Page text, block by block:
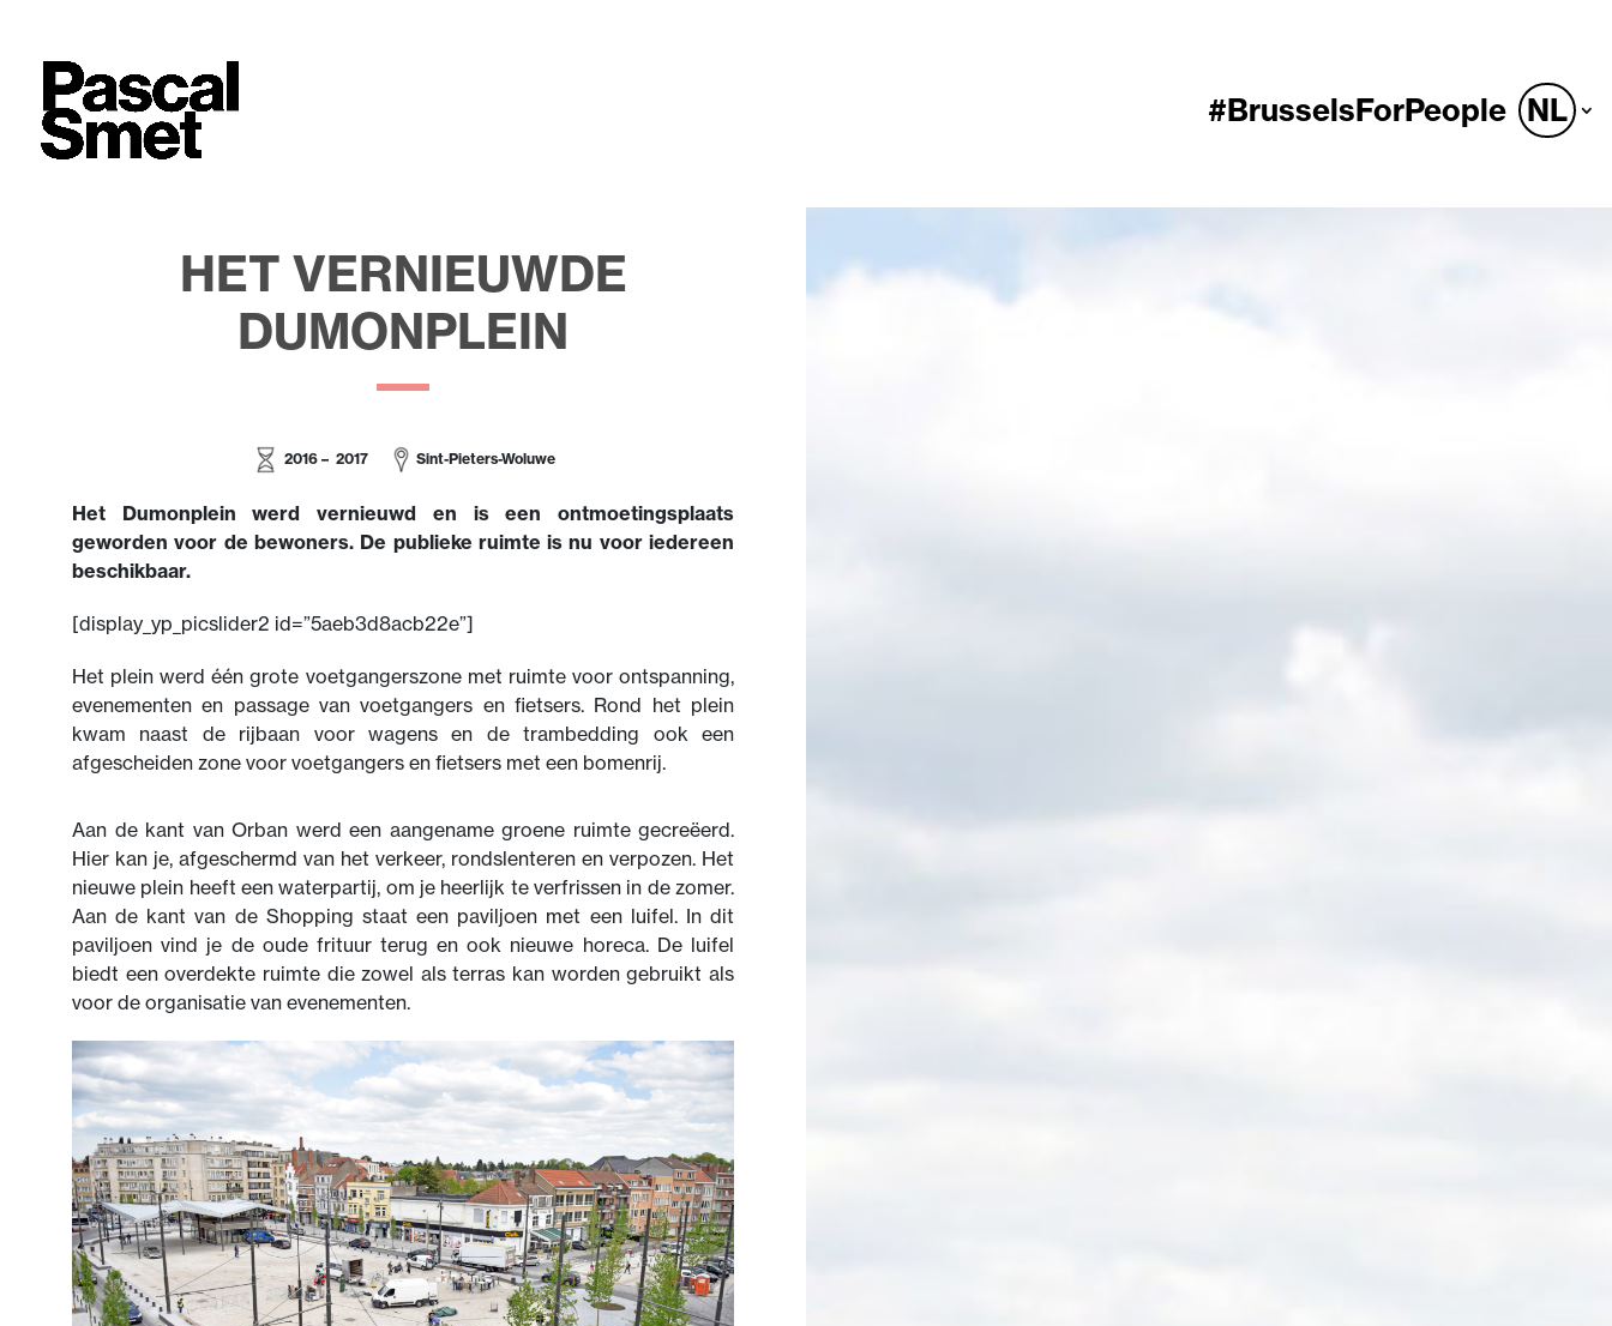
#BrusselsForPeople NL
HET VERNIEUWDE
DUMONPLEIN
2016 – 2017 Sint-Pieters-Woluwe
Het Dumonplein werd vernieuwd en is een ontmoetingsplaats
geworden voor de bewoners. De publieke ruimte is nu voor iedereen
beschikbaar.
[display_yp_picslider2 id=”5aeb3d8acb22e”]
Het plein werd één grote voetgangerszone met ruimte voor ontspanning,
evenementen en passage van voetgangers en fietsers. Rond het plein
kwam naast de rijbaan voor wagens en de trambedding ook een
afgescheiden zone voor voetgangers en fietsers met een bomenrij.
Aan de kant van Orban werd een aangename groene ruimte gecreëerd.
Hier kan je, afgeschermd van het verkeer, rondslenteren en verpozen. Het
nieuwe plein heeft een waterpartij, om je heerlijk te verfrissen in de zomer.
Aan de kant van de Shopping staat een paviljoen met een luifel. In dit
paviljoen vind je de oude frituur terug en ook nieuwe horeca. De luifel
biedt een overdekte ruimte die zowel als terras kan worden gebruikt als
voor de organisatie van evenementen.